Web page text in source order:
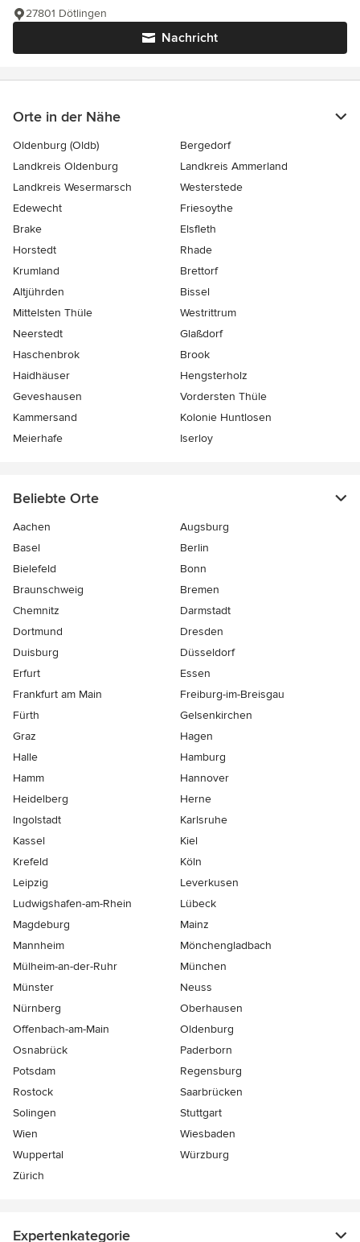
Nachricht
27801 Dötlingen
Orte in der Nähe
Oldenburg (Oldb)
Bergedorf
Landkreis Oldenburg
Landkreis Ammerland
Landkreis Wesermarsch
Westerstede
Edewecht
Friesoythe
Brake
Elsfleth
Horstedt
Rhade
Krumland
Brettorf
Altjührden
Bissel
Mittelsten Thüle
Westrittrum
Neerstedt
Glaßdorf
Haschenbrok
Brook
Haidhäuser
Hengsterholz
Geveshausen
Vordersten Thüle
Kammersand
Kolonie Huntlosen
Meierhafe
Iserloy
Beliebte Orte
Aachen
Augsburg
Basel
Berlin
Bielefeld
Bonn
Braunschweig
Bremen
Chemnitz
Darmstadt
Dortmund
Dresden
Duisburg
Düsseldorf
Erfurt
Essen
Frankfurt am Main
Freiburg-im-Breisgau
Fürth
Gelsenkirchen
Graz
Hagen
Halle
Hamburg
Hamm
Hannover
Heidelberg
Herne
Ingolstadt
Karlsruhe
Kassel
Kiel
Krefeld
Köln
Leipzig
Leverkusen
Ludwigshafen-am-Rhein
Lübeck
Magdeburg
Mainz
Mannheim
Mönchen­gladbach
Mülheim-an-der-Ruhr
München
Münster
Neuss
Nürnberg
Oberhausen
Offenbach-am-Main
Oldenburg
Osnabrück
Paderborn
Potsdam
Regensburg
Rostock
Saarbrücken
Solingen
Stuttgart
Wien
Wiesbaden
Wuppertal
Würzburg
Zürich
Expertenkategorie